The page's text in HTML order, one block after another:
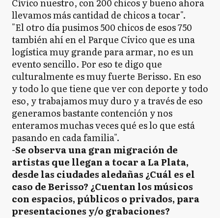
Cívico nuestro, con 200 chicos y bueno ahora
llevamos más cantidad de chicos a tocar".
"El otro día pusimos 500 chicos de esos 750
también ahí en el Parque Cívico que es una
logística muy grande para armar, no es un
evento sencillo. Por eso te digo que
culturalmente es muy fuerte Berisso. En eso
y todo lo que tiene que ver con deporte y todo
eso, y trabajamos muy duro y a través de eso
generamos bastante contención y nos
enteramos muchas veces qué es lo que está
pasando en cada familia".
-Se observa una gran migración de
artistas que llegan a tocar a La Plata,
desde las ciudades aledañas ¿Cuál es el
caso de Berisso? ¿Cuentan los músicos
con espacios, públicos o privados, para
presentaciones y/o grabaciones?